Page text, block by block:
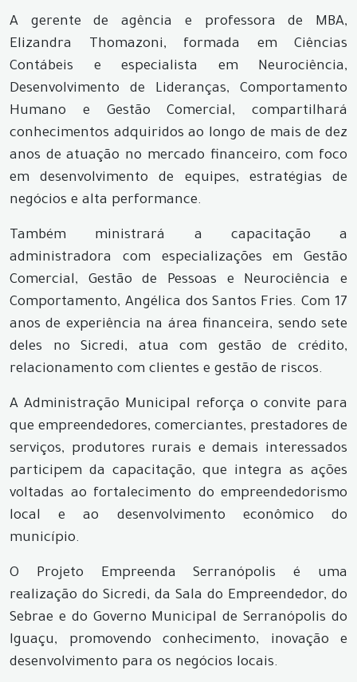
A gerente de agência e professora de MBA,
Elizandra Thomazoni, formada em Ciências
Contábeis e especialista em Neurociência,
Desenvolvimento de Lideranças, Comportamento
Humano e Gestão Comercial, compartilhará
conhecimentos adquiridos ao longo de mais de dez
anos de atuação no mercado financeiro, com foco
em desenvolvimento de equipes, estratégias de
negócios e alta performance.
Também ministrará a capacitação a
administradora com especializações em Gestão
Comercial, Gestão de Pessoas e Neurociência e
Comportamento, Angélica dos Santos Fries. Com 17
anos de experiência na área financeira, sendo sete
deles no Sicredi, atua com gestão de crédito,
relacionamento com clientes e gestão de riscos.
A Administração Municipal reforça o convite para
que empreendedores, comerciantes, prestadores de
serviços, produtores rurais e demais interessados
participem da capacitação, que integra as ações
voltadas ao fortalecimento do empreendedorismo
local e ao desenvolvimento econômico do
município.
O Projeto Empreenda Serranópolis é uma
realização do Sicredi, da Sala do Empreendedor, do
Sebrae e do Governo Municipal de Serranópolis do
Iguaçu, promovendo conhecimento, inovação e
desenvolvimento para os negócios locais.